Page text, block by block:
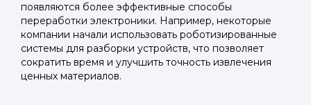
появляются более эффективные способы
переработки электроники. Например, некоторые
компании начали использовать роботизированные
системы для разборки устройств, что позволяет
сократить время и улучшить точность извлечения
ценных материалов.